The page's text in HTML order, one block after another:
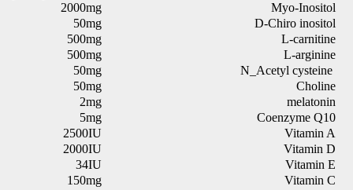
Myo-Inositol
2000mg
D-Chiro inositol
50mg
L-carnitine
500mg
L-arginine
500mg
50mg
Choline
50mg
melatonin
2mg
Coenzyme Q10
5mg
Vitamin A
2500IU
Vitamin D
2000IU
Vitamin E
34IU
Vitamin C
150mg